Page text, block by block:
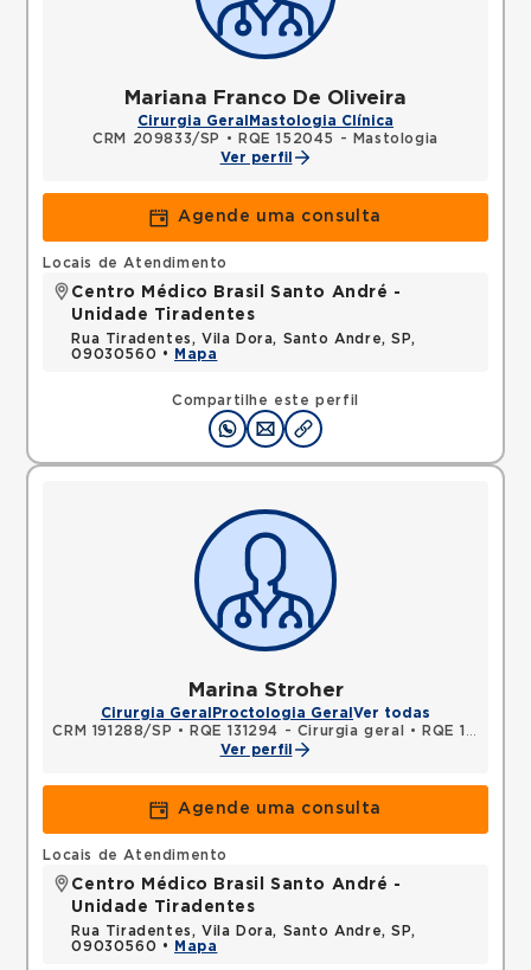
Mariana Franco De Oliveira
Cirurgia Geral Mastologia Clínica
CRM 209833/SP
•
RQE 152045 - Mastologia
Ver perfil
Agende uma consulta
Compartilhe este perfil
Locais de Atendimento
Centro Médico Brasil Santo André -
Unidade Tiradentes
Rua Tiradentes, Vila Dora, Santo Andre, SP,
09030560 •
Mapa
Marina Stroher
Cirurgia Geral Proctologia Geral Ver todas
CRM 191288/SP • RQE 131294 - Cirurgia geral •
RQE 147990 - Coloproctologia
Ver perfil
Agende uma consulta
Locais de Atendimento
Centro Médico Brasil Santo André -
Unidade Tiradentes
Rua Tiradentes, Vila Dora, Santo Andre, SP,
09030560 •
Mapa